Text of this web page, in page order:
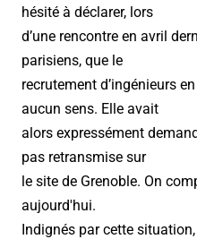
hésité à déclarer, lors
d’une rencontre en avril
parisiens, que le
recrutement d’ingénieurs
aucun sens. Elle avait
alors expressément
pas retransmise sur
le site de Grenoble. On
aujourd'hui.
Indignés par cette